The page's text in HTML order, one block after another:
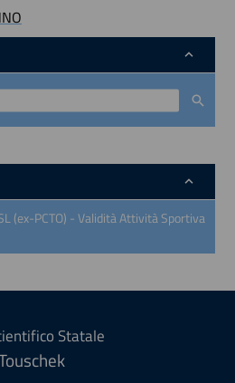
(ex-PCTO) - Validità Attività Sportiva
Statale